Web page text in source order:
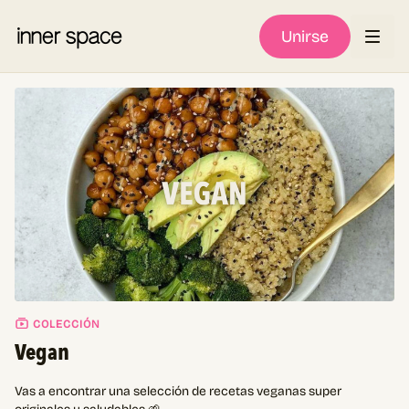
Unirse
COLECCIÓN
Vegan
Vas a encontrar una selección de recetas veganas super